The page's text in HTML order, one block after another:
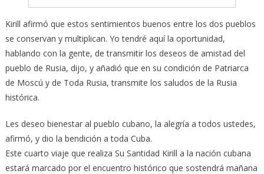
Kirill afirmó que estos sentimientos buenos entre los dos pueblos
se conservan y multiplican. Yo tendré aquí la oportunidad,
hablando con la gente, de transmitir los deseos de amistad del
pueblo de Rusia, dijo, y añadió que en su condición de Patriarca
de Moscú y de Toda Rusia, transmite los saludos de la Rusia
histórica.
Les deseo bienestar al pueblo cubano, la alegría a todos ustedes,
afirmó, y dio la bendición a toda Cuba.
Este cuarto viaje que realiza Su Santidad Kirill a la nación cubana
estará marcado por el encuentro histórico que sostendrá mañana